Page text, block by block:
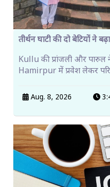
तीर्थन घाटी की दो बेटियों ने
Kullu की प्रांजली और
Hamirpur में प्रवेश लेकर
Aug. 8, 2026